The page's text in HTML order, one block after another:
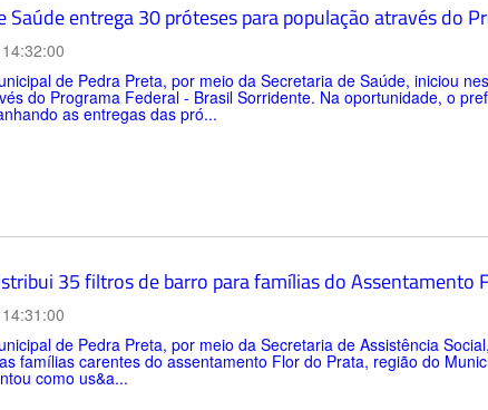
Saúde entrega 30 próteses para população através do
de Pedra Preta, por meio da Secretaria de Saúde, iniciou
do Programa Federal - Brasil Sorridente. Na oportunidade, o
as entregas das pró...
35 filtros de barro para famílias do Assentamento
de Pedra Preta, por meio da Secretaria de Assistência
famílias carentes do assentamento Flor do Prata, região do
como us&a...